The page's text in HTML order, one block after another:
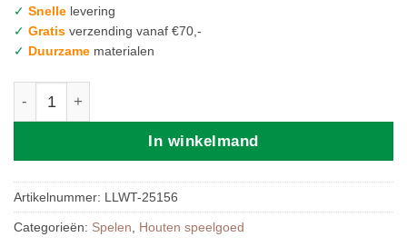
✓ Snelle levering
✓ Gratis verzending vanaf €70,-
✓ Duurzame materialen
In winkelmand
Artikelnummer: LLWT-25156
Categorieën: Spelen Houten speelgoed